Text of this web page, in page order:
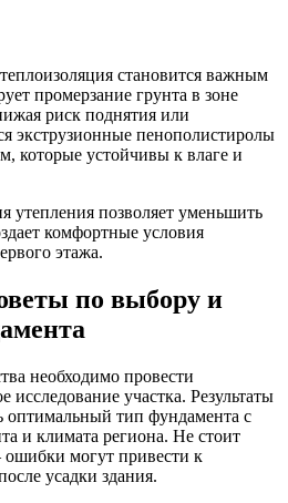
становится важным
промерзание грунта в зоне
риск поднятия или
экструзионные пенополистиролы
которые устойчивы к влаге и
утепления позволяет уменьшить
комфортные условия
этажа.
по выбору и
необходимо провести
исследование участка. Результаты
оптимальный тип фундамента с
и климата региона. Не стоит
ошибки могут привести к
усадки здания.